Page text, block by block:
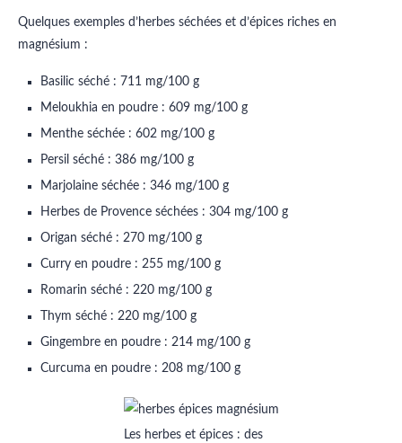
Quelques exemples d’herbes séchées et d’épices riches en
magnésium :
Basilic séché : 711 mg/100 g
Meloukhia en poudre : 609 mg/100 g
Menthe séchée : 602 mg/100 g
Persil séché : 386 mg/100 g
Marjolaine séchée : 346 mg/100 g
Herbes de Provence séchées : 304 mg/100 g
Origan séché : 270 mg/100 g
Curry en poudre : 255 mg/100 g
Romarin séché : 220 mg/100 g
Thym séché : 220 mg/100 g
Gingembre en poudre : 214 mg/100 g
Curcuma en poudre : 208 mg/100 g
Les herbes et épices : des